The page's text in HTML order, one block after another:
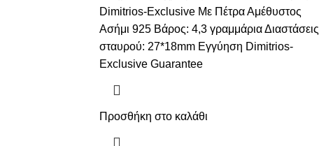
Dimitrios-Exclusive Με Πέτρα Αμέθυστος
Ασήμι 925 Βάρος: 4,3 γραμμάρια Διαστάσεις
σταυρού: 27*18mm Εγγύηση Dimitrios-
Exclusive Guarantee
Προσθήκη στο καλάθι